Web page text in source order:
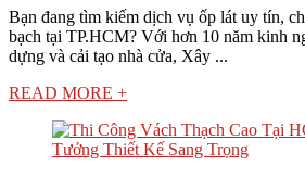
Bạn đang tìm kiếm dịch vụ ốp lát uy tín,
bạch tại TP.HCM? Với hơn 10 năm kinh
dựng và cải tạo nhà cửa, Xây ...
READ MORE +